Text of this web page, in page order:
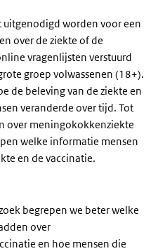
worden voor een
over de ziekte of de
vragenlijsten verstuurd
groep volwassenen (18+).
de beleving van de ziekte en
veranderde over tijd. Tot
over meningokokkenziekte
welke informatie mensen
en de vaccinatie.
begrepen we beter welke
over
en hoe mensen die